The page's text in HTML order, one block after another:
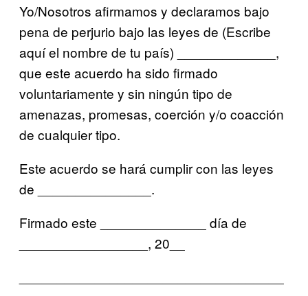
Yo/Nosotros afirmamos y declaramos bajo
pena de perjurio bajo las leyes de (Escribe
aquí el nombre de tu país) _____________,
que este acuerdo ha sido firmado
voluntariamente y sin ningún tipo de
amenazas, promesas, coerción y/o coacción
de cualquier tipo.
Este acuerdo se hará cumplir con las leyes
de _______________.
Firmado este ______________ día de
_________________, 20__